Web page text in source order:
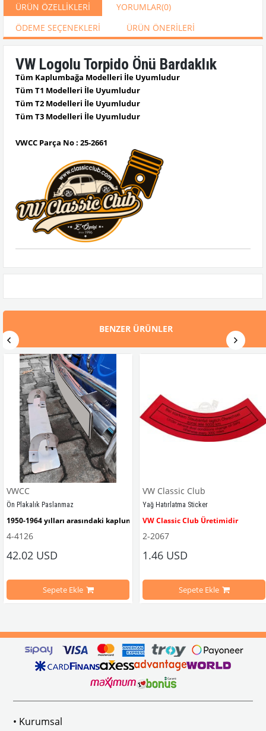
ÜRÜN ÖZELLIKLERI YORUMLAR(0)
ÖDEME SEÇENEKLERI
ÜRÜN ÖNERILERI
VW Logolu Torpido Önü Bardaklık
Tüm Kaplumbağa Modelleri İle Uyumludur
Tüm T1 Modelleri İle Uyumludur
Tüm T2 Modelleri İle Uyumludur
Tüm T3 Modelleri İle Uyumludur
VWCC Parça No : 25-2661
BENZER ÜRÜNLER
sürüş esnasında doğrudan gelen güneş ışığını keserek görüş
Ghia Modelleri İle Uyumludur
VWCC
Ön Plakalık Paslanmaz
1950-1964 yılları arasındaki kaplumbağa modelleri ile uyumludur.
VWC Parça No: 4-4126
4-4126
42.02 USD
Sepete Ekle
VW Classic Club
Yağ Hatırlatma Sticker
VW Classic Club Üretimidir
1960-1967 Yılları Arasındaki T1
1968-1979 Yılları Arasındaki T2
2-2067
1.46 USD
Sepete Ekle
• Kurumsal